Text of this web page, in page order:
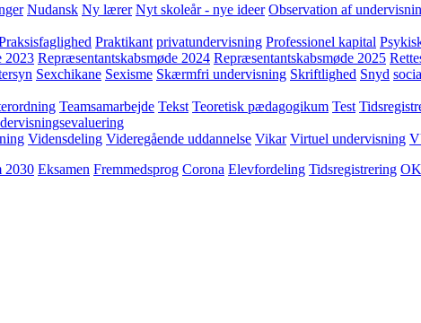
Nudansk Ny lærer Nyt skoleår - nye ideer Observation af
Praktikant privatundervisning Professionel kapital
2023 Repræsentantskabsmøde 2024 Repræsentantskabsmøde 2025
Sexchikane Sexisme Skærmfri undervisning Skriftlighed Snyd
Teamsamarbejde Tekst Teoretisk pædagogikum Test
Vidensdeling Videregående uddannelse Vikar Virtuel undervisning
2030 Eksamen Fremmedsprog Corona Elevfordeling Tidsregistrering